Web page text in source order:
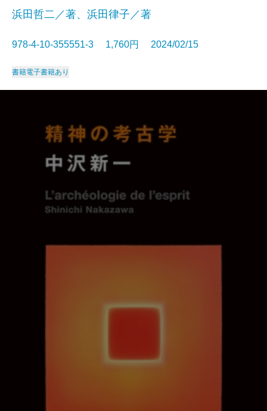
浜田哲二／著、浜田律子／著
978-4-10-355551-3 1,760円 2024/02/15
書籍電子書籍あり